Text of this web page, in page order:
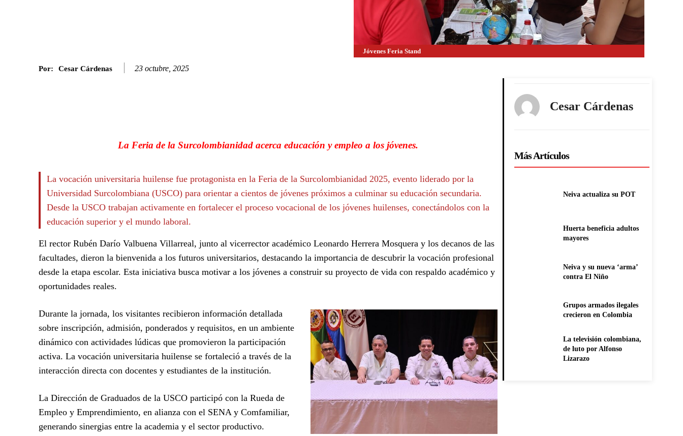
Jóvenes Feria Stand
Por: Cesar Cárdenas 23 octubre, 2025
La Feria de la Surcolombianidad acerca educación y empleo a los jóvenes.
La vocación universitaria huilense fue protagonista en la Feria de la Surcolombianidad 2025, evento liderado por la
Universidad Surcolombiana (USCO) para orientar a cientos de jóvenes próximos a culminar su educación secundaria.
Desde la USCO trabajan activamente en fortalecer el proceso vocacional de los jóvenes huilenses, conectándolos con la
educación superior y el mundo laboral.
El rector Rubén Darío Valbuena Villarreal, junto al vicerrector académico Leonardo Herrera Mosquera y los decanos de las
facultades, dieron la bienvenida a los futuros universitarios, destacando la importancia de descubrir la vocación profesional
desde la etapa escolar. Esta iniciativa busca motivar a los jóvenes a construir su proyecto de vida con respaldo académico y
oportunidades reales.
Durante la jornada, los visitantes recibieron información detallada
sobre inscripción, admisión, ponderados y requisitos, en un ambiente
dinámico con actividades lúdicas que promovieron la participación
activa. La vocación universitaria huilense se fortaleció a través de la
interacción directa con docentes y estudiantes de la institución.
La Dirección de Graduados de la USCO participó con la Rueda de
Empleo y Emprendimiento, en alianza con el SENA y Comfamiliar,
generando sinergias entre la academia y el sector productivo.
Cesar Cárdenas
Más Artículos
Neiva actualiza su POT
Huerta beneficia adultos
mayores
Neiva y su nueva ‘arma’
contra El Niño
Grupos armados ilegales
crecieron en Colombia
La televisión colombiana,
de luto por Alfonso
Lizarazo